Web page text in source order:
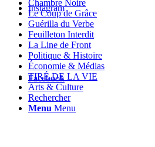
Instagram
Facebook
Chambre Noire
Le Coup de Grâce
Guérilla du Verbe
Feuilleton Interdit
La Line de Front
Politique & Histoire
Économie & Médias
TIRÉ DE LA VIE
Arts & Culture
Rechercher
Menu Menu